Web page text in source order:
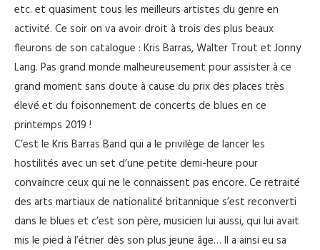
etc. et quasiment tous les meilleurs artistes du genre en
activité. Ce soir on va avoir droit à trois des plus beaux
fleurons de son catalogue : Kris Barras, Walter Trout et Jonny
Lang. Pas grand monde malheureusement pour assister à ce
grand moment sans doute à cause du prix des places très
élevé et du foisonnement de concerts de blues en ce
printemps 2019 !
C’est le Kris Barras Band qui a le privilège de lancer les
hostilités avec un set d’une petite demi-heure pour
convaincre ceux qui ne le connaissent pas encore. Ce retraité
des arts martiaux de nationalité britannique s’est reconverti
dans le blues et c’est son père, musicien lui aussi, qui lui avait
mis le pied à l’étrier dès son plus jeune âge… Il a ainsi eu sa